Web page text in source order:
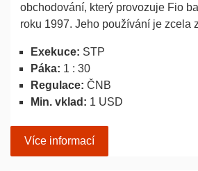
Více informací
obchodování, který provozuje Fio
roku 1997. Jeho používání je zcela
Exekuce: STP
Páka: 1 : 30
Regulace: ČNB
Min. vklad: 1 USD